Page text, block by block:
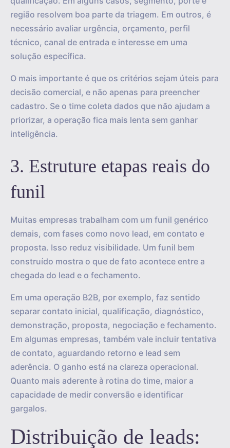
região resolvem boa parte da triagem. Em outros, é
necessário avaliar urgência, orçamento, perfil
técnico, canal de entrada e interesse em uma
solução específica.
O mais importante é que os critérios sejam úteis para
decisão comercial, e não apenas para preencher
cadastro. Se o time coleta dados que não ajudam a
priorizar, a operação fica mais lenta sem ganhar
inteligência.
3. Estruture etapas reais do
funil
Muitas empresas trabalham com um funil genérico
demais, com fases como novo lead, em contato e
proposta. Isso reduz visibilidade. Um funil bem
construído mostra o que de fato acontece entre a
chegada do lead e o fechamento.
Em uma operação B2B, por exemplo, faz sentido
separar contato inicial, qualificação, diagnóstico,
demonstração, proposta, negociação e fechamento.
Em algumas empresas, também vale incluir tentativa
de contato, aguardando retorno e lead sem
aderência. O ganho está na clareza operacional.
Quanto mais aderente à rotina do time, maior a
capacidade de medir conversão e identificar
gargalos.
Distribuição de leads: